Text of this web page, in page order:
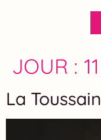
JOUR :
La